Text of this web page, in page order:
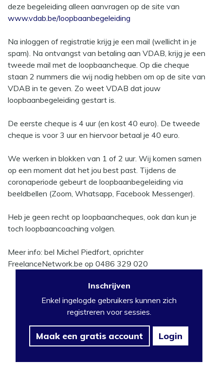
deze begeleiding alleen aanvragen op de site van
www.vdab.be/loopbaanbegeleiding
Na inloggen of registratie krijg je een mail (wellicht in je
spam). Na ontvangst van betaling aan VDAB, krijg je een
tweede mail met de loopbaancheque. Op die cheque
staan 2 nummers die wij nodig hebben om op de site van
VDAB in te geven. Zo weet VDAB dat jouw
loopbaanbegeleiding gestart is.
De eerste cheque is 4 uur (en kost 40 euro). De tweede
cheque is voor 3 uur en hiervoor betaal je 40 euro.
We werken in blokken van 1 of 2 uur. Wij komen samen
op een moment dat het jou best past. Tijdens de
coronaperiode gebeurt de loopbaanbegeleiding via
beeldbellen (Zoom, Whatsapp, Facebook Messenger).
Heb je geen recht op loopbaancheques, ook dan kun je
toch loopbaancoaching volgen.
Meer info: bel Michel Piedfort, oprichter
FreelanceNetwork.be op 0486 329 020
Inschrijven
Enkel ingelogde gebruikers kunnen zich
registreren voor sessies.
Maak een gratis account Login